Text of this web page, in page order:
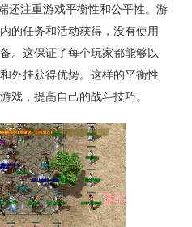
还注重游戏平衡性和公平性。游
的任务和活动获得，没有使用
。这保证了每个玩家都能够以
外挂获得优势。这样的平衡性
戏，提高自己的战斗技巧。